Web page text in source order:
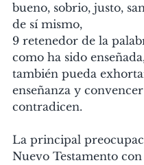
bueno, sobrio, justo,
de sí mismo,
9 retenedor de la
como ha sido
también pueda
enseñanza y
contradicen.
La principal
Nuevo Testamento